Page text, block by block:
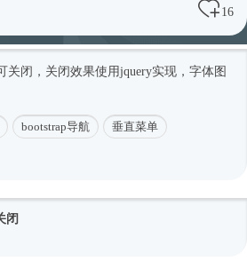
16
关闭，关闭效果使用jquery实现，字体图
bootstrap导航 垂直菜单
闭